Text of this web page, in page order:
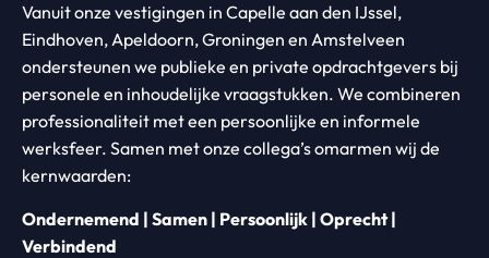
Vanuit onze vestigingen in Capelle aan den IJssel,
Eindhoven, Apeldoorn, Groningen en Amstelveen
ondersteunen we publieke en private opdrachtgevers bij
personele en inhoudelijke vraagstukken. We combineren
professionaliteit met een persoonlijke en informele
werksfeer. Samen met onze collega’s omarmen wij de
kernwaarden:
Ondernemend | Samen | Persoonlijk | Oprecht |
Verbindend